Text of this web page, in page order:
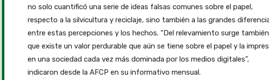
no solo cuantificó una serie de ideas falsas comunes sobre el papel,
respecto a la silvicultura y reciclaje, sino también a las grandes
entre estas percepciones y los hechos. “Del relevamiento surge también
que existe un valor perdurable que aún se tiene sobre el papel y la
en una sociedad cada vez más dominada por los medios digitales”,
indicaron desde la AFCP en su informativo mensual.